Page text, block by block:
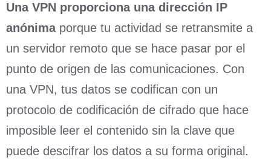
Una VPN proporciona una dirección IP
anónimaporque tu actividad se retransmite a
un servidor remoto que se hace pasar por el
punto de origen de las comunicaciones. Con
una VPN, tus datos se codifican con un
protocolo de codificación de cifrado que hace
imposible leer el contenido sin la clave que
puede descifrar los datos a su forma original.